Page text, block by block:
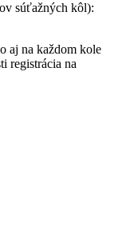
súťažných kôl):
aj na každom kole
registrácia na